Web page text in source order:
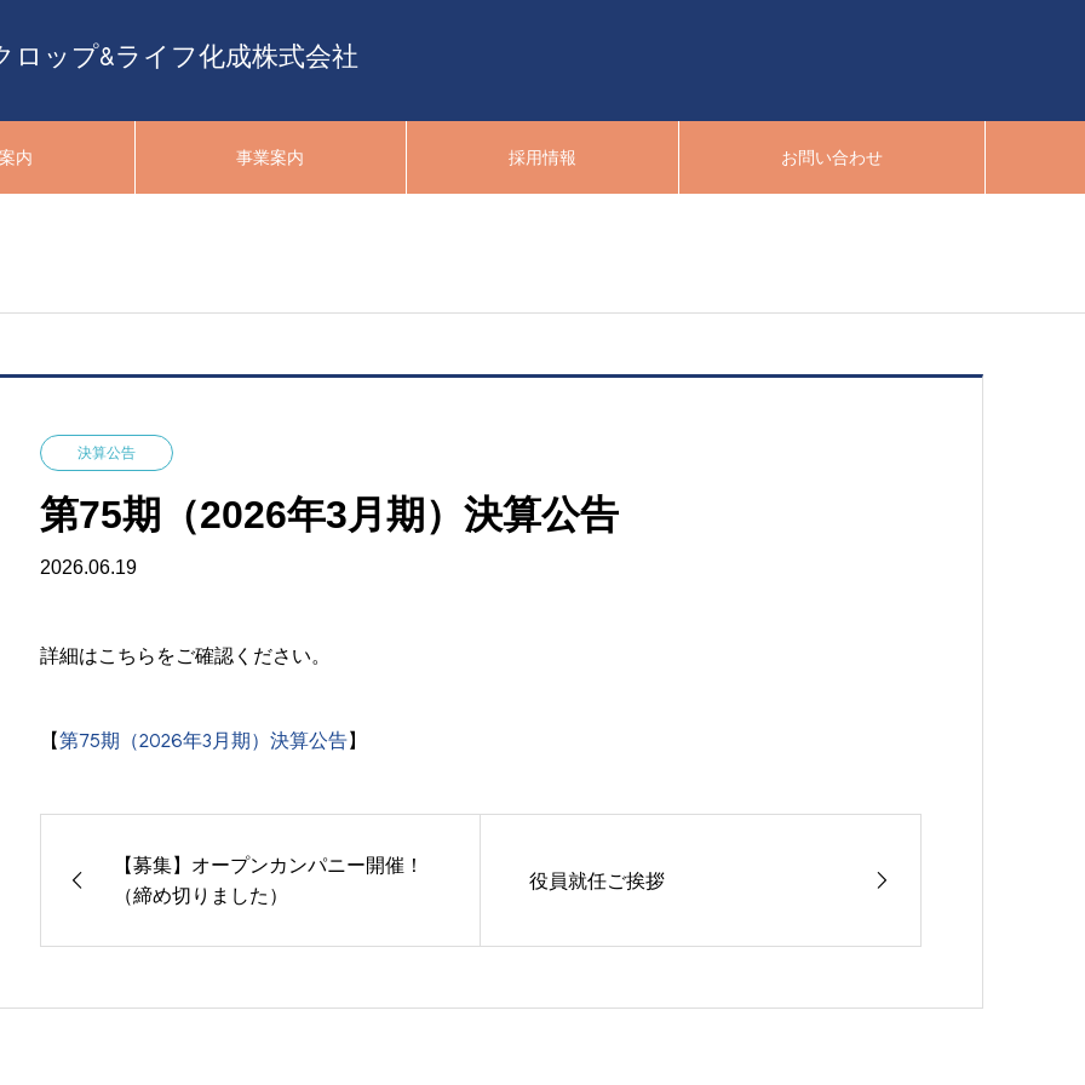
ロップ&ライフ化成株式会社
内 事業案内 採用情報 お問い合わせ
決算公告
第75期（2026年3月期）決算公告
2026.06.19
詳細はこちらをご確認ください。
【第75期（2026年3月期）決算公告】
【募集】オープンカンパニー開催！
（締め切りました）
役員就任ご挨拶